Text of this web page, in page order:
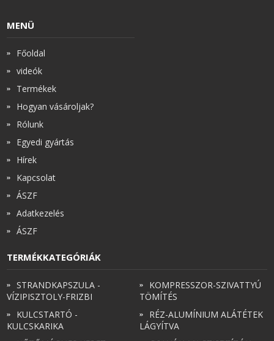
MENÜ
Főoldal
videók
Termékek
Hogyan vásároljak?
Rólunk
Egyedi gyártás
Hírek
Kapcsolat
ÁSZF
Adatkezelés
ÁSZF
TERMÉKKATEGÓRIÁK
STRANDKAPSZULA -
VÍZIPISZTOLY-FRIZBI
KULCSTARTÓ -
KULCSKARIKA
KOMPRESSZOR-SZIVATTYÚ
TÖMÍTÉS
RÉZ-ALUMÍNIUM ALÁTÉTEK
LÁGYÍTVA